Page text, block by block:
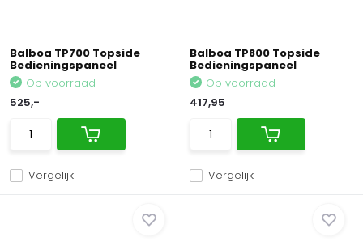
Balboa TP700 Topside
Bedieningspaneel
Vergelijk
Op voorraad
525,-
Balboa TP800 Topside
Bedieningspaneel
Vergelijk
Op voorraad
417,95